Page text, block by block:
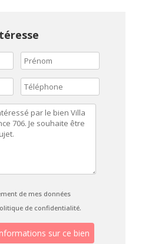
de mes données
de confidentialité.